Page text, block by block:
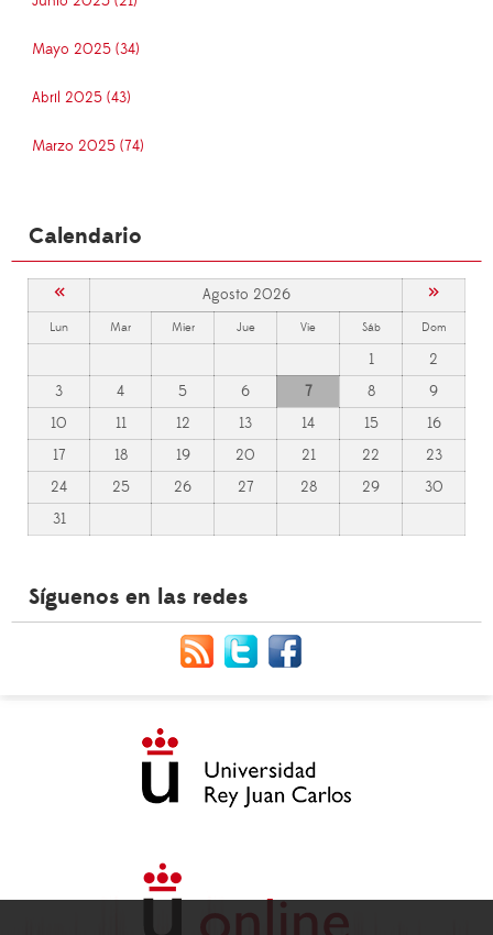
Mayo 2025 (34)
Abril 2025 (43)
Marzo 2025 (74)
Calendario
« Agosto 2026 »
Lun Mar Mier Jue Vie Sáb Dom
1
2
3
4 5 6 7 8
9
10
11 12 13 14 15
16
17
18 19 20 21 22
23
24
25 26 27 28 29
30
31
Síguenos en las redes